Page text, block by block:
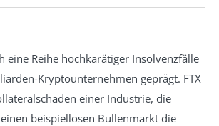
eine Reihe hochkarätiger Insolvenzfälle
Kryptounternehmen geprägt. FTX
einer Industrie, die
beispiellosen Bullenmarkt die